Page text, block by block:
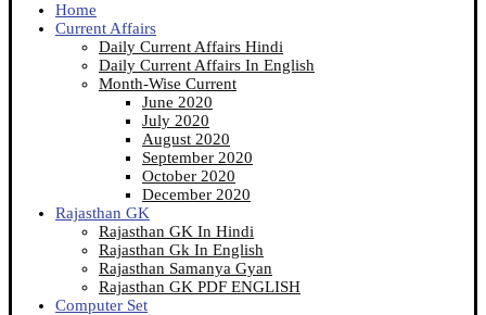
Home
Current Affairs
Daily Current Affairs Hindi
Daily Current Affairs In English
Month-Wise Current
June 2020
July 2020
August 2020
September 2020
October 2020
December 2020
Rajasthan GK
Rajasthan GK In Hindi
Rajasthan Gk In English
Rajasthan Samanya Gyan
Rajasthan GK PDF ENGLISH
Computer Set